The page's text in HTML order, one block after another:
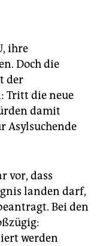
ihre
Doch die
der
Tritt die neue
damit
Asylsuchende
vor, dass
landen darf,
Bei den
werden